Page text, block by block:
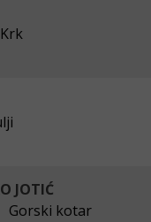
JOTIĆ
Gorski kotar